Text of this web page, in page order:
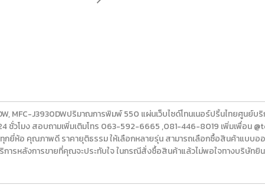
MFC-J3930DWปริมาณการพิมพ์ 550 แผ่นเว็บไซด์โทนเนอร์ปริ้นไทยศูน
ชั่วโมง สอบถามเพิ่มเติมโทร 063-592-6665 ,081-446-8019 เพิ่มเพื่อน
กยี่ห้อ คุณภาพดี ราคายุติธรรม ให้เลือกหลายรุ่น สามารถเลือกซื้อสินค้าแบบ
ารหลังการขายที่คุณจะประทับใจ ในกรณีสั่งซื้อสินค้าแล้วไม่พอใจทางบริษัท